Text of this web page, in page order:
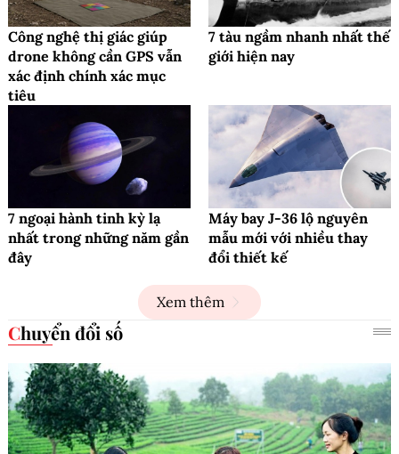
Công nghệ thị giác giúp
drone không cần GPS vẫn
xác định chính xác mục
tiêu
7 tàu ngầm nhanh nhất thế
giới hiện nay
7 ngoại hành tinh kỳ lạ
nhất trong những năm gần
đây
Máy bay J-36 lộ nguyên
mẫu mới với nhiều thay
đổi thiết kế
Xem thêm
Chuyển đổi số